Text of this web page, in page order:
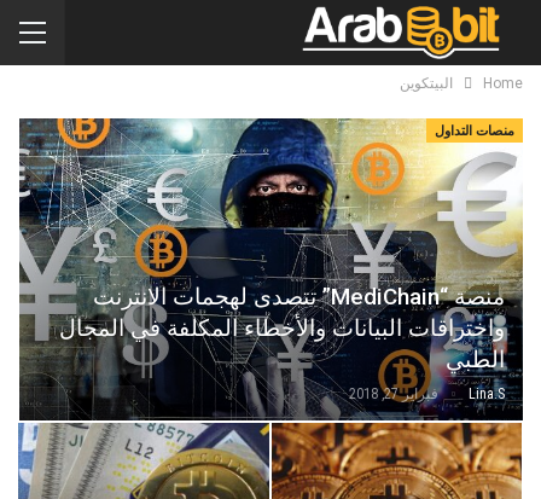
Home البيتكوين
منصات التداول
منصة “MediChain” تتصدى لهجمات الانترنت
واختراقات البيانات والأخطاء المكلفة في المجال
الطبي
Lina.s فبراير 27, 2018